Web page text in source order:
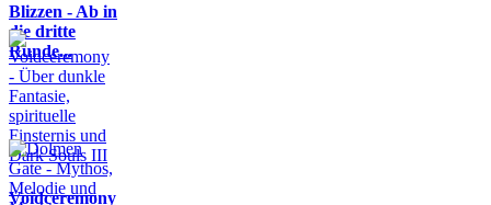
Blizzen - Ab in
die dritte
Runde...
Voidceremony